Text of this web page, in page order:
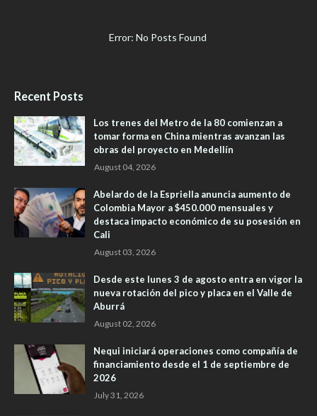
Error: No Posts Found
Recent Posts
Los trenes del Metro de la 80 comienzan a
tomar forma en China mientras avanzan las
obras del proyecto en Medellín
August 04, 2026
Abelardo de la Espriella anuncia aumento de
Colombia Mayor a $450.000 mensuales y
destaca impacto económico de su posesión en
Cali
August 03, 2026
Desde este lunes 3 de agosto entra en vigor la
nueva rotación del pico y placa en el Valle de
Aburrá
August 02, 2026
Nequi iniciará operaciones como compañía de
financiamiento desde el 1 de septiembre de
2026
July 31, 2026